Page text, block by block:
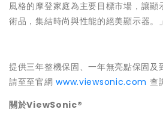
風格的摩登家庭為主要目標市場，讓顯
術品，集結時尚與性能的絕美顯示器。」
提供三年整機保固、一年無亮點保固及
請至至官網www.viewsonic.com 查
關於ViewSonic®